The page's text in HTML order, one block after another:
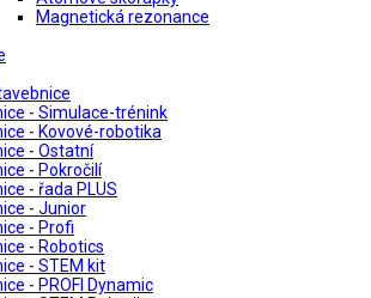
Magnetická rezonance
- Simulace-trénink
- Kovové-robotika
- Ostatní
- Pokročilí
- řada PLUS
- Junior
- Profi
- Robotics
- STEM kit
- PROFI Dynamic